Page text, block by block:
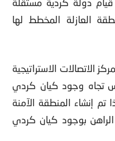
العازلة المخطط لها
تجاه وجود كيان كردي
تم إنشاء المنطقة الآمنة
الراهن بوجود كيان كردي